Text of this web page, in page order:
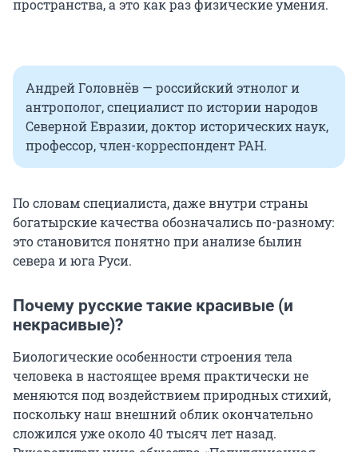
пространства, а это как раз физические умения.
Андрей Головнёв — российский этнолог и
антрополог, специалист по истории народов
Северной Евразии, доктор исторических наук,
профессор, член-корреспондент РАН.
По словам специалиста, даже внутри страны
богатырские качества обозначались по-разному:
это становится понятно при анализе былин
севера и юга Руси.
Почему русские такие красивые (и
некрасивые)?
Биологические особенности строения тела
человека в настоящее время практически не
меняются под воздействием природных стихий,
поскольку наш внешний облик окончательно
сложился уже около 40 тысяч лет назад.